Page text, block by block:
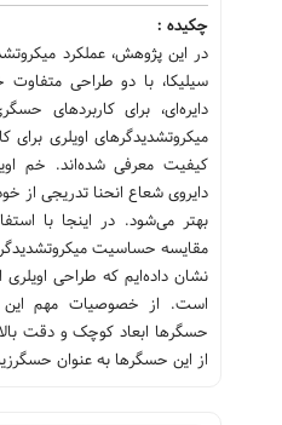
چکیده :
در این پژوهش، عملکرد
سیلیکا، با دو طراحی
دایره‌ای، برای کاربردهای
میکروتشدیدگرهای اویلری
کیفیت معرفی شده‌اند. خم
دایروی شعاع انحنا تدریجی از
بهتر می‌شود. در اینجا با
مقایسه حساسیت میکروتشدیدگر
نشان داده‌ایم که طراحی
است. از خصوصیات مهم این
حسگرها ابعاد کوچک و دقت
از این حسگرها به عنوان